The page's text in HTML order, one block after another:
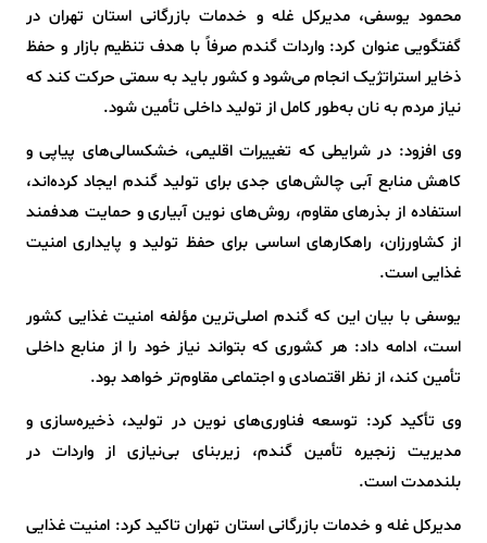
محمود یوسفی، مدیرکل غله و خدمات بازرگانی استان تهران در
گفتگویی عنوان کرد: واردات گندم صرفاً با هدف تنظیم بازار و حفظ
ذخایر استراتژیک انجام می‌شود و کشور باید به سمتی حرکت کند که
نیاز مردم به نان به‌طور کامل از تولید داخلی تأمین شود.
وی افزود: در شرایطی که تغییرات اقلیمی، خشکسالی‌های پیاپی و
کاهش منابع آبی چالش‌های جدی برای تولید گندم ایجاد کرده‌اند،
استفاده از بذرهای مقاوم، روش‌های نوین آبیاری و حمایت هدفمند
از کشاورزان، راهکارهای اساسی برای حفظ تولید و پایداری امنیت
غذایی است.
یوسفی با بیان این که گندم اصلی‌ترین مؤلفه امنیت غذایی کشور
است، ادامه داد: هر کشوری که بتواند نیاز خود را از منابع داخلی
تأمین کند، از نظر اقتصادی و اجتماعی مقاوم‌تر خواهد بود.
وی تأکید کرد: توسعه فناوری‌های نوین در تولید، ذخیره‌سازی و
مدیریت زنجیره تأمین گندم، زیربنای بی‌نیازی از واردات در
بلندمدت است.
مدیرکل غله و خدمات بازرگانی استان تهران تاکید کرد: امنیت غذایی